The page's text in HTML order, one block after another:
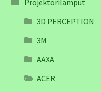
Projektorilamput
3D PERCEPTION
3M
AAXA
ACER